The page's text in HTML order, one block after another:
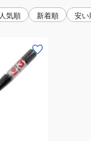
人気順 新着順 安い